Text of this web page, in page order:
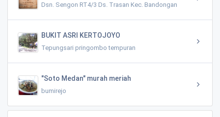
Dsn. Sengon RT4/3 Ds. Trasan Kec. Bandongan
BUKIT ASRI KERTOJOYO
Tepungsari pringombo tempuran
"Soto Medan" murah meriah
bumirejo